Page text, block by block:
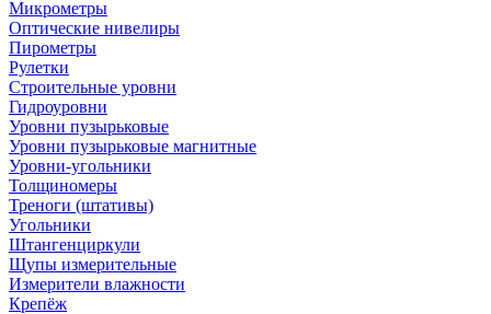
Микрометры
Оптические нивелиры
Пирометры
Рулетки
Строительные уровни
Гидроуровни
Уровни пузырьковые
Уровни пузырьковые магнитные
Уровни-угольники
Толщиномеры
Треноги (штативы)
Угольники
Штангенциркули
Щупы измерительные
Измерители влажности
Крепёж